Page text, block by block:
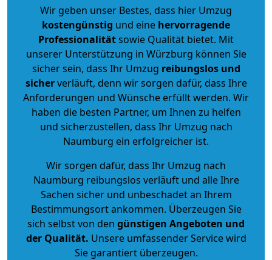
Wir geben unser Bestes, dass hier Umzug
kostengünstig und eine hervorragende
Professionalitätsowie Qualität bietet. Mit
unserer Unterstützung in Würzburg können Sie
sicher sein, dass Ihr Umzug reibungslos und
sicherverläuft, denn wir sorgen dafür, dass Ihre
Anforderungen und Wünsche erfüllt werden. Wir
haben die besten Partner, um Ihnen zu helfen
und sicherzustellen, dass Ihr Umzug nach
Naumburg ein erfolgreicher ist.
Wir sorgen dafür, dass Ihr Umzug nach
Naumburg reibungslos verläuft und alle Ihre
Sachen sicher und unbeschadet an Ihrem
Bestimmungsort ankommen. Überzeugen Sie
sich selbst von den günstigen Angeboten und
der Qualität. Unsere umfassender Service wird
Sie garantiert überzeugen.